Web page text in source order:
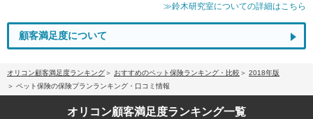
≫鈴木研究室についての詳細はこちら
顧客満足度について
オリコン顧客満足度ランキング おすすめのペット保険ランキング・比較
2018年版
ペット保険の保険プランランキング・口コミ情報
オリコン顧客満足度ランキング一覧